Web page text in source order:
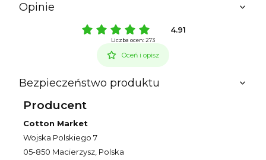
Opinie
4.91
Liczba ocen: 273
Oceń i opisz
Bezpieczeństwo produktu
Producent
Cotton Market
Wojska Polskiego 7
05-850 Macierzysz, Polska